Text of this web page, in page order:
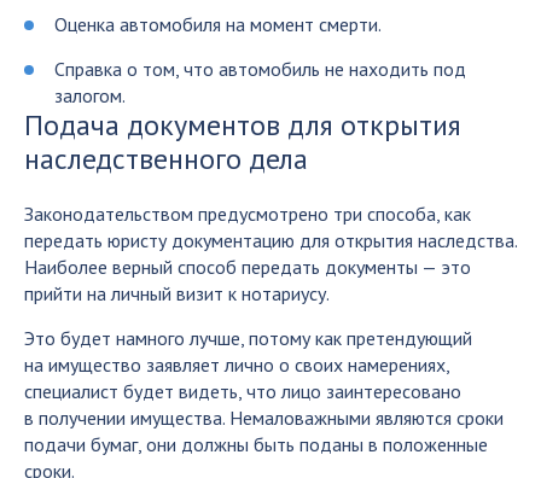
Оценка автомобиля на момент смерти.
Справка о том, что автомобиль не находить под
залогом.
Подача документов для открытия
наследственного дела
Законодательством предусмотрено три способа, как
передать юристу документацию для открытия наследства.
Наиболее верный способ передать документы — это
прийти на личный визит к нотариусу.
Это будет намного лучше, потому как претендующий
на имущество заявляет лично о своих намерениях,
специалист будет видеть, что лицо заинтересовано
в получении имущества. Немаловажными являются сроки
подачи бумаг, они должны быть поданы в положенные
сроки.